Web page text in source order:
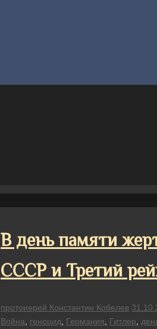
В день памяти
СССР и Третий
протоиерей Константин Кобелев
Война
геноцид Германия Гитлер